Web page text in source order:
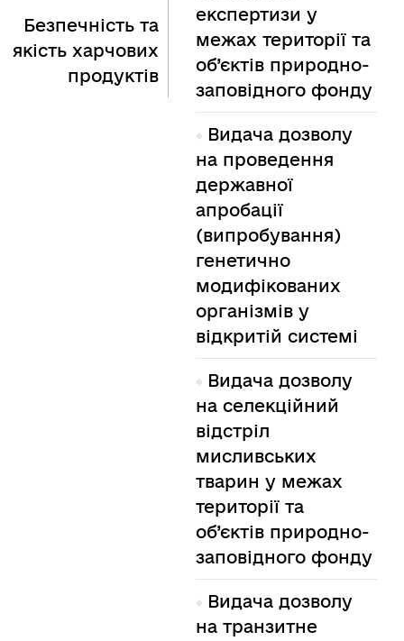
Безпечність та
якість харчових
продуктів
експертизи у
межах території та
об’єктів природно-
заповідного фонду
Видача дозволу
на проведення
державної
апробації
(випробування)
генетично
модифікованих
організмів у
відкритій системі
Видача дозволу
на селекційний
відстріл
мисливських
тварин у межах
території та
об’єктів природно-
заповідного фонду
Видача дозволу
на транзитне